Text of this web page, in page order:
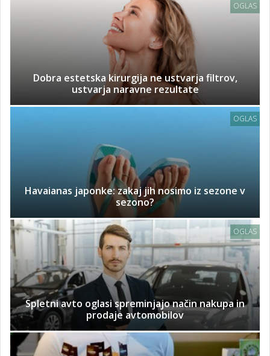
OGLAS
Dobra estetska kirurgija ne ustvarja filtrov,
ustvarja naravne rezultate
OGLAS
Havaianas japonke: zakaj jih nosimo iz sezone v
sezono?
OGLAS
Spletni avto oglasi spreminjajo način nakupa in
prodaje avtomobilov